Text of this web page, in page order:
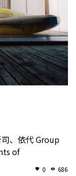
、依代 Group
of
0 686